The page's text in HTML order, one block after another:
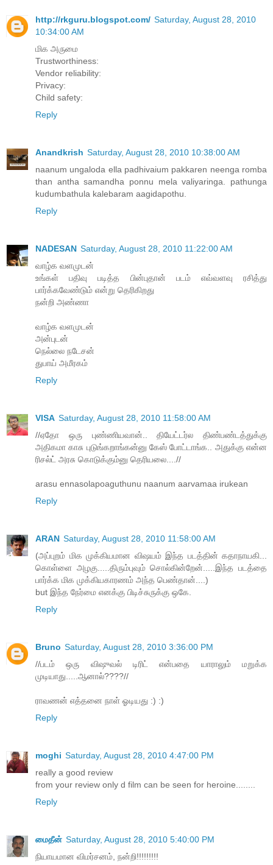
http://rkguru.blogspot.com/ Saturday, August 28, 2010
10:34:00 AM
மிக அருமை
Trustworthiness:
Vendor reliability:
Privacy:
Child safety:
Reply
Anandkrish Saturday, August 28, 2010 10:38:00 AM
naanum ungaloda ella padhivaium pakkaren neenga romba
than antha samandha ponnu mela valiyaringa. pathunga
kudumbathula kalebaram aagidapothu.
Reply
NADESAN Saturday, August 28, 2010 11:22:00 AM
வாழ்க வளமுடன்
உங்கள் பதிவு படித்த பின்புதான் படம் எவ்வளவு ரசித்து
பார்க்கவேண்டும் என்று தெரிகிறது
நன்றி அண்ணா
வாழ்க வளமுடன்
அன்புடன்
நெல்லை நடேசன்
துபாய் அமீரகம்
Reply
VISA Saturday, August 28, 2010 11:58:00 AM
//ஏதோ ஒரு புண்ணியவான்.. தியேட்டர்ல திண்பண்டத்துக்கு
அதிகமா காசு புடுங்கறாங்கன்னு கேஸ் போட்டாங்க.. அதுக்கு என்ன
ரிசல்ட் அரசு கொடுக்கும்னு தெரியலை....//
arasu ennasolapoaguthunu naanum aarvamaa irukean
Reply
ARAN Saturday, August 28, 2010 11:58:00 AM
(அப்புறம் மிக முக்கியமான விஷயம் இந்த படத்தின் கதாநாயகி...
கொள்ளை அழகு.....திரும்புவும் சொல்கின்றேன்.....இந்த படத்தை
பார்க்க மிக முக்கியகாரணம் அந்த பெண்தான்....)
but இந்த நேர்மை எனக்கு பிடிச்சுருக்கு ஒகே.
Reply
Bruno Saturday, August 28, 2010 3:36:00 PM
//படம் ஒரு விஷுவல் டிரிட் என்பதை யாராலும் மறுக்க
முடியாது.....ஆனால்????//
ராவணன் எத்தனை நாள் ஓடியது :) :)
Reply
moghi Saturday, August 28, 2010 4:47:00 PM
really a good review
from your review only d film can be seen for heroine........
Reply
மைதீன் Saturday, August 28, 2010 5:40:00 PM
நியாயமான விமர்சனம், நன்றி!!!!!!!!!